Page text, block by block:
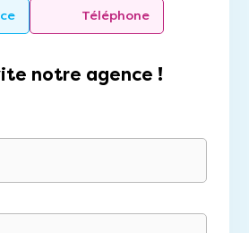
Téléphone
notre agence !